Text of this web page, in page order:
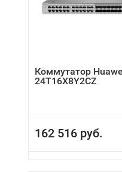
Коммутатор
24T16X8Y2CZ
162 516 руб.